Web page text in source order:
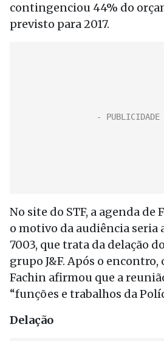
contingenciou 44% do
previsto para 2017.
No site do STF, a agenda de
o motivo da audiência seria
7003, que trata da delação
grupo J&F. Após o encontro,
Fachin afirmou que a
“funções e trabalhos da
Delação